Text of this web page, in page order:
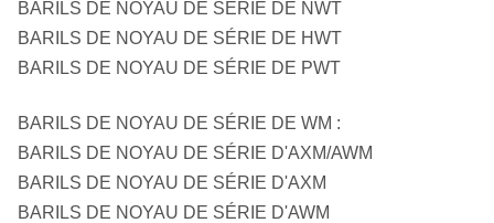
BARILS DE NOYAU DE SÉRIE DE NWT
BARILS DE NOYAU DE SÉRIE DE HWT
BARILS DE NOYAU DE SÉRIE DE PWT
BARILS DE NOYAU DE SÉRIE DE WM :
BARILS DE NOYAU DE SÉRIE D'AXM/AWM
BARILS DE NOYAU DE SÉRIE D'AXM
BARILS DE NOYAU DE SÉRIE D'AWM